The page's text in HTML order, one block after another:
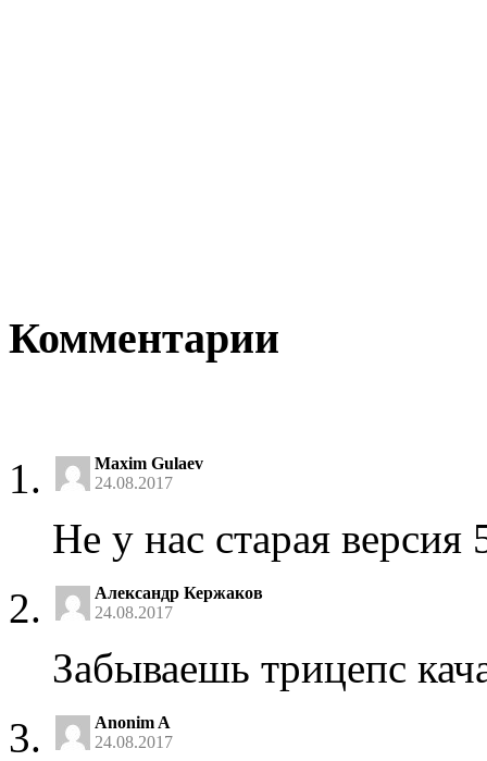
Комментарии
Maxim Gulaev
24.08.2017
Не у нас старая версия
Александр Кержаков
24.08.2017
Забываешь трицепс
Anonim A
24.08.2017